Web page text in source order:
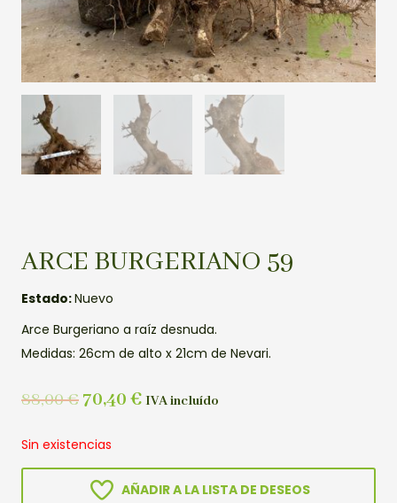
ARCE BURGERIANO 59
Estado:Nuevo
Arce Burgeriano a raíz desnuda.
Medidas: 26cm de alto x 21cm de Nevari.
88,00€ 70,40 € IVA incluído
Sin existencias
AÑADIR A LA LISTA DE DESEOS